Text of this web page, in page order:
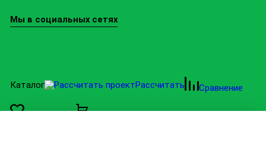
Мы в социальных сетях
Каталог Рассчитать Сравнение
Избранное0 Корзина